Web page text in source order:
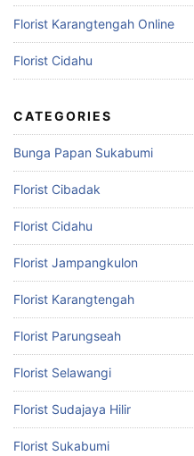
Florist Karangtengah Online
Florist Cidahu
CATEGORIES
Bunga Papan Sukabumi
Florist Cibadak
Florist Cidahu
Florist Jampangkulon
Florist Karangtengah
Florist Parungseah
Florist Selawangi
Florist Sudajaya Hilir
Florist Sukabumi